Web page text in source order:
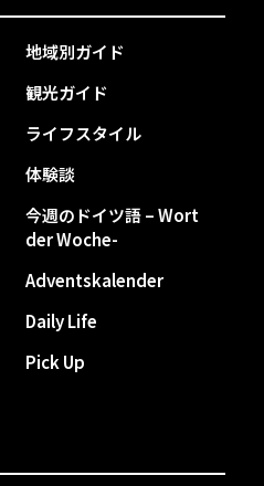
地域別ガイド
観光ガイド
ライフスタイル
体験談
今週のドイツ語 – Wort
der Woche-
Adventskalender
Daily Life
Pick Up